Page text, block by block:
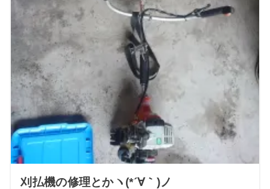
刈払機の修理とかヽ(*´∀｀)ノ